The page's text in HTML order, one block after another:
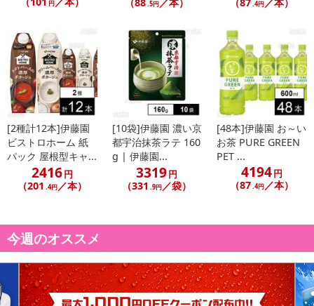
円 .5円 .4円
[2種計12本]伊藤園
ビストロホーム 紙
パック 屋根型キャ...
2416円
（201 .4円／本）
[10袋]伊藤園 濃い京
都宇治抹茶ラテ 160
g | 伊藤園...
3319円
（331 .9円／袋）
[48本]伊藤園 お～い
お茶 PURE GREEN
PET ...
4194円
（87.4円／本）
今週のオススメ